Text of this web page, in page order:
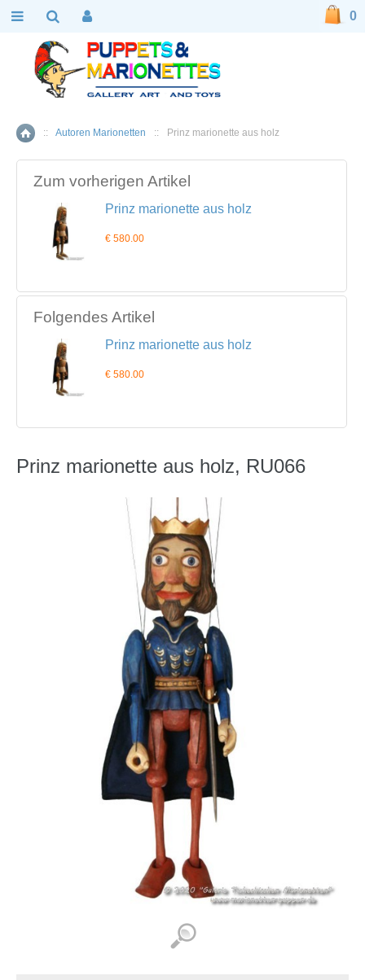
Home
:: Autoren Marionetten :: Prinz marionette aus holz
Zum vorherigen Artikel
Prinz marionette aus holz
€ 580.00
Folgendes Artikel
Prinz marionette aus holz
€ 580.00
Prinz marionette aus holz, RU066
0